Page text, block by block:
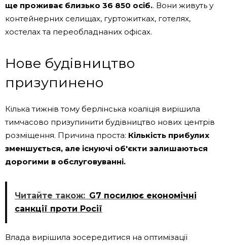
ще проживає близько 36 850 осіб.. Вони живуть у
контейнерних селищах, гуртожитках, готелях,
хостелах та переобладнаних офісах.
Нове будівництво
призупинено
Кілька тижнів тому берлінська коаліція вирішила
тимчасово призупинити будівництво нових центрів
розміщення. Причина проста: Кількість прибулих
зменшується, але існуючі об'єкти залишаються
дорогими в обслуговуванні.
Читайте також: G7 посилює економічні
санкції проти Росії
Влада вирішила зосередитися на оптимізації